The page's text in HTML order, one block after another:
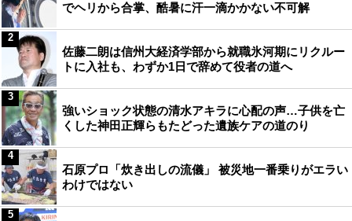
でヘリから合掌、酷暑に汗一滴かかない不可解
佐藤二朗は信州大経済学部から就職氷河期にリクルー
トに入社も、わずか1日で辞めて役者の道へ
2
強いショック状態の清水アキラに心配の声…子供を亡
くした神田正輝らもたどった遺族ケアの道のり
3
石原プロ「炊き出しの流儀」 被災地一番乗りがエラい
わけではない
4
5